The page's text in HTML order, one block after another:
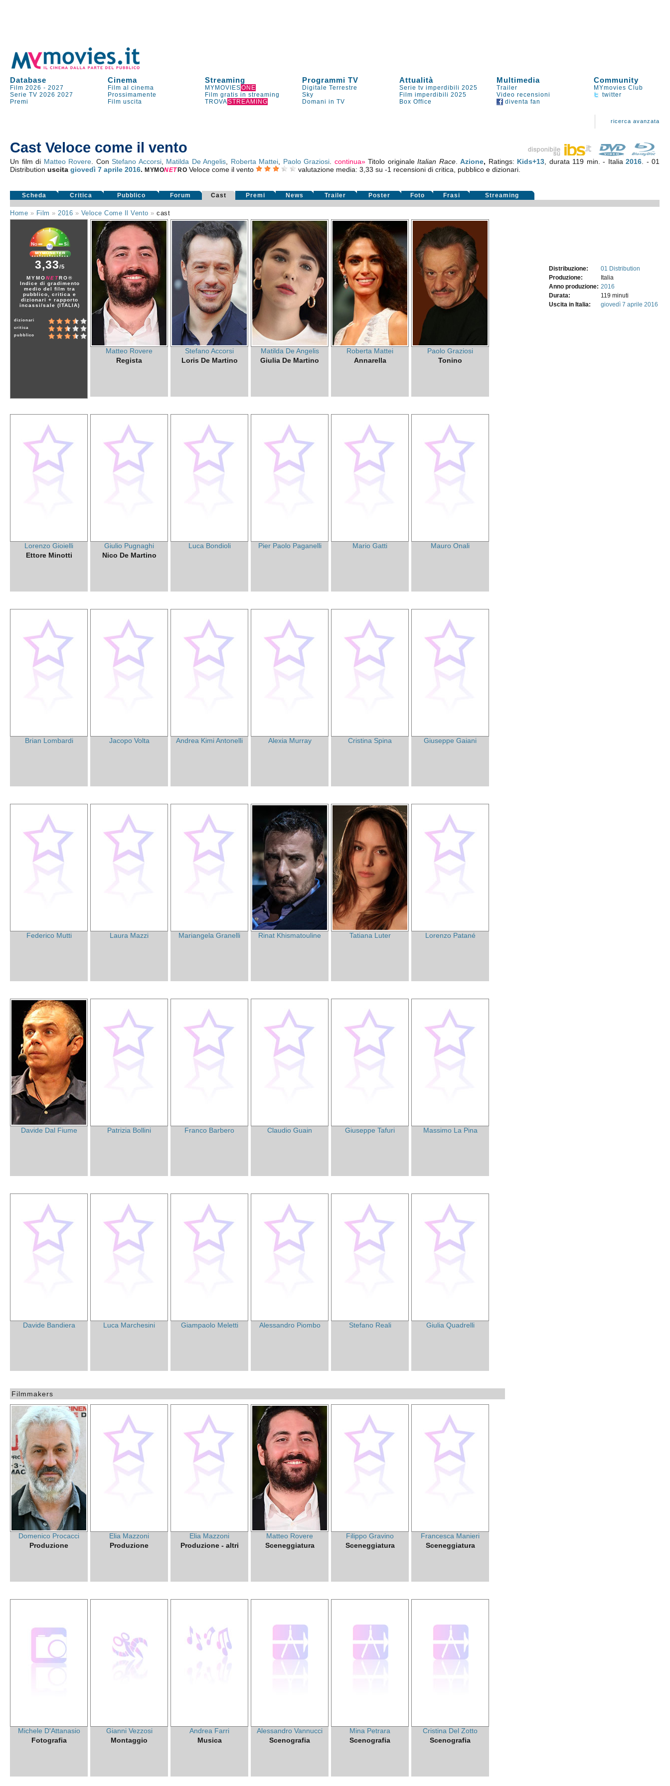
Database Cinema Streaming Programmi TV Attualità Multimedia Community
Film 2026 -2027 Film al cinema MYMOVIESONE Digitale Terrestre Serie tv imperdibili 2025 Trailer
MYmovies Club
Serie TV 2026 2027 Prossimamente Film gratis in streaming Sky Film imperdibili 2025 Video recensioni
twitter
Premi
Film uscita TROVASTREAMING Domani in TV Box Office diventa fan
ricerca avanzata
Cast Veloce come il vento
Un film di Matteo Rovere . ConStefano Accorsi, Matilda De Angelis Roberta Mattei Paolo Graziosi continua» Titolo originaleItalian Race.Azione, Ratings: Kids+13 , durata 119 min. - Italia2016 . - 01
Distributionuscitagiovedì 7 aprile 2016.MYMONET RO Veloce come il vento valutazione media: 3,33 su -1 recensioni di critica, pubblico e dizionari.
Scheda Critica Pubblico Forum Cast Premi News Trailer Poster Foto Frasi Streaming
Home » Film » 2016 » Veloce Come Il Vento »cast
Distribuzione:
01 Distribution
Produzione:
Italia
Anno produzione: 2016
Durata:
119 minuti
Uscita in Italia:
giovedì 7 aprile 2016
3,33/5
MYMONETRO®
Indice di gradimento
medio del film tra
pubblico, critica e
dizionari + rapporto
incassi/sale (ITALIA)
dizionari
critica
pubblico
Matteo Rovere
Regista
Stefano Accorsi
Loris De Martino
Matilda De Angelis
Giulia De Martino
Roberta Mattei
Annarella
Paolo Graziosi
Tonino
Lorenzo Gioielli
Ettore Minotti
Giulio Pugnaghi
Nico De Martino
Luca Bondioli Pier Paolo Paganelli Mario Gatti Mauro Onali
Brian Lombardi Jacopo Volta Andrea Kimi Antonelli Alexia Murray Cristina Spina Giuseppe Gaiani
Federico Mutti Laura Mazzi Mariangela Granelli Rinat Khismatouline Tatiana Luter Lorenzo Patané
Davide Dal Fiume Patrizia Bollini Franco Barbero Claudio Guain Giuseppe Tafuri Massimo La Pina
Davide Bandiera Luca Marchesini Giampaolo Meletti Alessandro Piombo Stefano Reali Giulia Quadrelli
Filmmakers
Domenico Procacci
Produzione
Elia Mazzoni
Produzione
Elia Mazzoni
Produzione - altri
Matteo Rovere
Sceneggiatura
Filippo Gravino
Sceneggiatura
Francesca Manieri
Sceneggiatura
Michele D'Attanasio
Fotografia
Gianni Vezzosi
Montaggio
Andrea Farri
Musica
Alessandro Vannucci
Scenografia
Mina Petrara
Scenografia
Cristina Del Zotto
Scenografia